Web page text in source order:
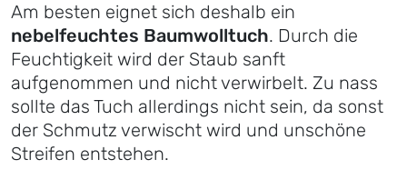
Am besten eignet sich deshalb ein
nebelfeuchtes Baumwolltuch. Durch die
Feuchtigkeit wird der Staub sanft
aufgenommen und nicht verwirbelt. Zu nass
sollte das Tuch allerdings nicht sein, da sonst
der Schmutz verwischt wird und unschöne
Streifen entstehen.